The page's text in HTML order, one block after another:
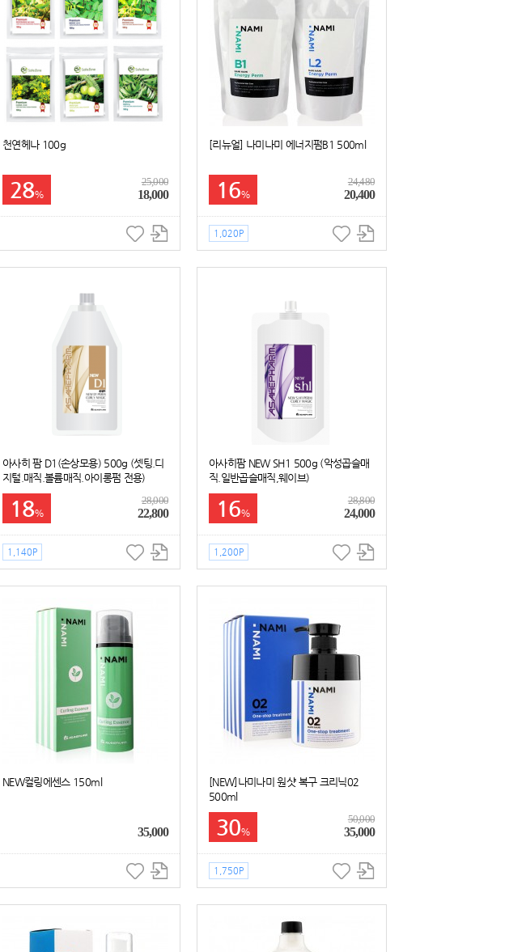
천연헤나 100g
28%
25,000
18,000
[리뉴얼] 나미나미 에너지펌B1 500ml
16%
24,480
20,400
1,020P
아사히 팜 D1(손상모용) 500g (셋팅.디
지털.매직.볼륨매직.아이롱펌 전용)
18%
28,000
22,800
1,140P
아사히팜 NEW SH1 500g (악성곱슬매
직.일반곱슬매직,웨이브)
16%
28,800
24,000
1,200P
NEW컬링에센스 150ml
35,000
[NEW]나미나미 원샷 복구 크리닉02
500ml
30%
50,000
35,000
1,750P